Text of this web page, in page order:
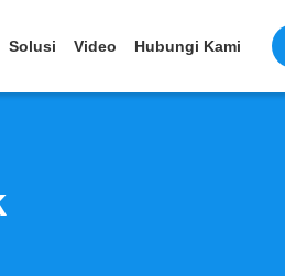
Solusi Video Hubungi Kami